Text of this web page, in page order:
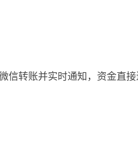
信转账并实时通知，资金直